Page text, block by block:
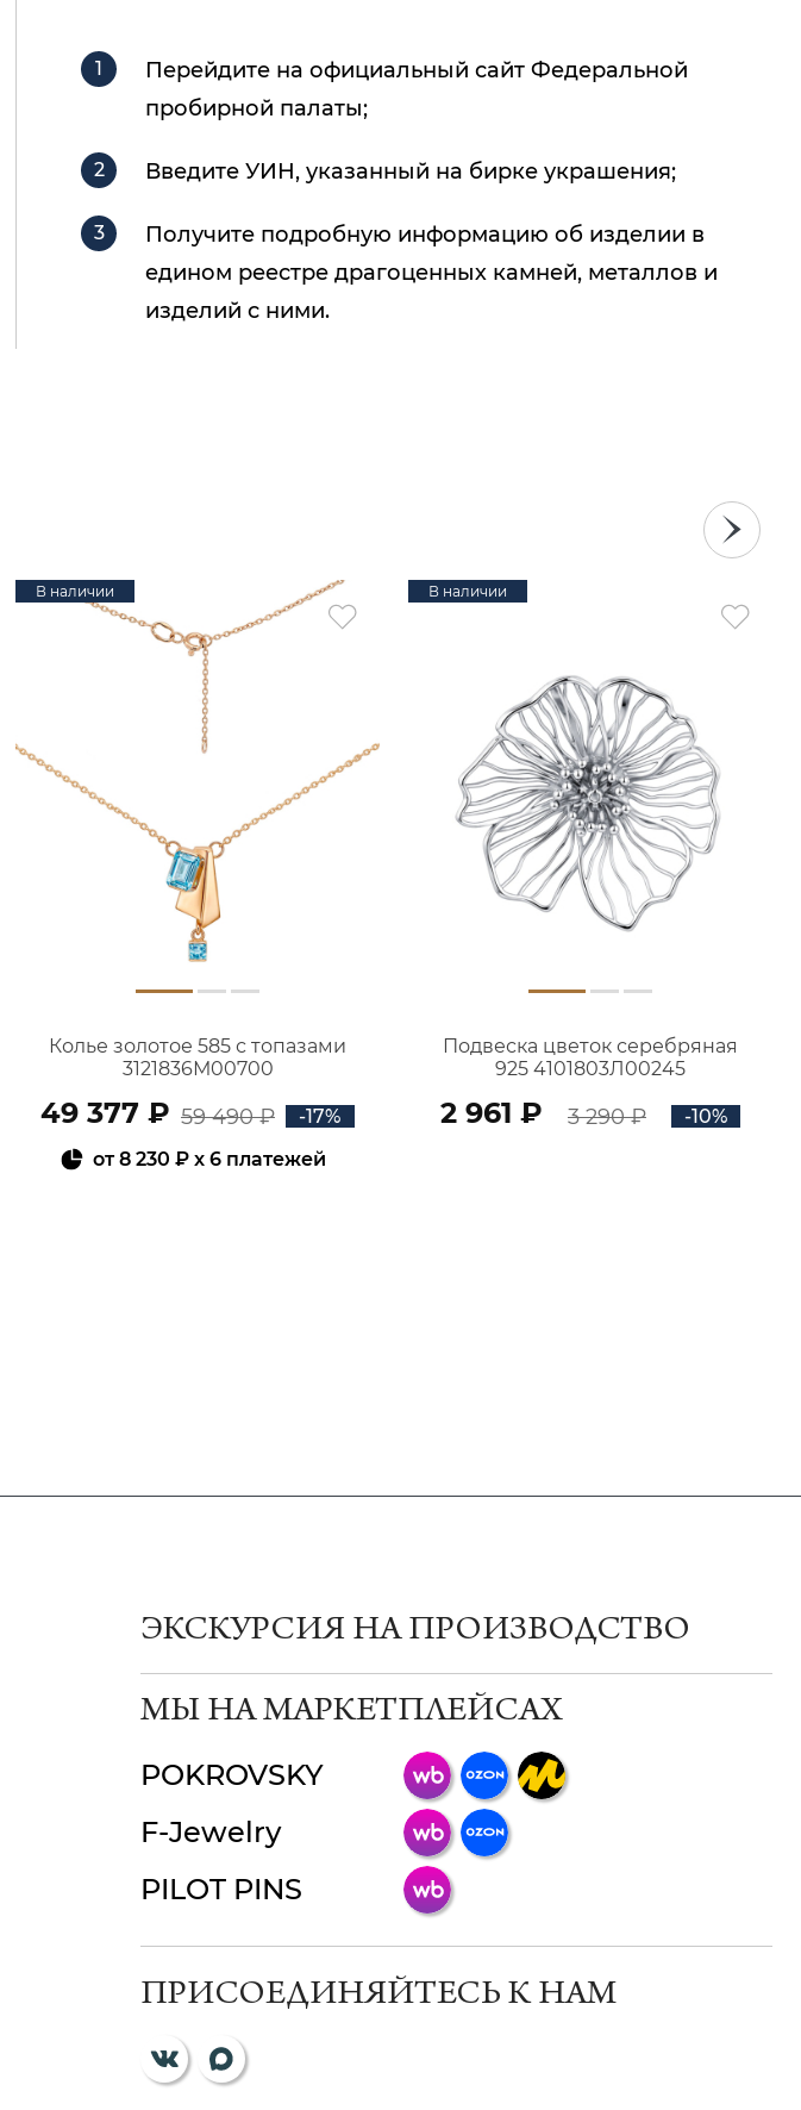
Перейдите на официальный сайт Федеральной
пробирной палаты;
Введите УИН, указанный на бирке украшения;
Получите подробную информацию об изделии в
едином реестре драгоценных камней, металлов и
изделий с ними.
В наличии
Колье золотое 585 с топазами
3121836М00700
49 377 ₽ 59 490 ₽
-17%
от8 230 ₽x 6 платежей
В наличии
Подвеска цветок серебряная
925 4101803Л00245
2 961 ₽ 3 290 ₽ -10%
ЭКСКУРСИЯ НА ПРОИЗВОДСТВО
МЫ НА МАРКЕТПЛЕЙСАХ
POKROVSKY
F-Jewelry
PILOT PINS
ПРИСОЕДИНЯЙТЕСЬ К НАМ
ChatApp
мессенджер!